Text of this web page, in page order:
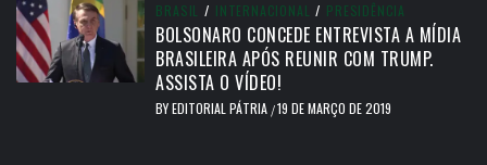
BRASIL / INTERNACIONAL / PRESIDÊNCIA
BOLSONARO CONCEDE ENTREVISTA A MÍDIA
BRASILEIRA APÓS REUNIR COM TRUMP.
ASSISTA O VÍDEO!
BYEDITORIAL PÁTRIA /19 DE MARÇO DE 2019